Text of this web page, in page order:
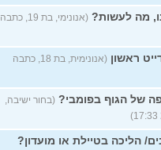
מה לעשות?
(אנונימי, בת 19, כתבה
ראשון
(אנונימית, בת 18, כתבה
של הגוף בפומבי? (בחור ישיבה,
הליכה בטיילת או מועדון?